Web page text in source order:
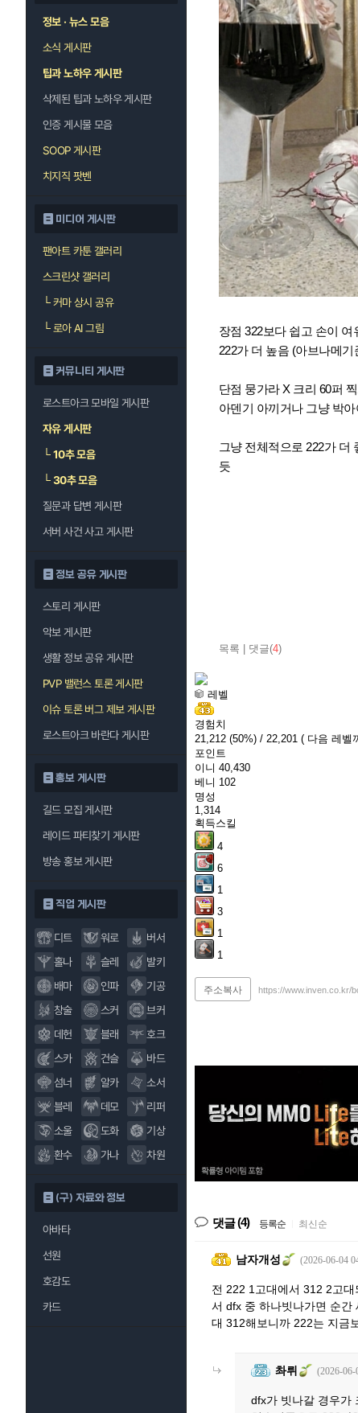
정보 · 뉴스 모음
소식 게시판
팁과 노하우 게시판
삭제된 팁과 노하우 게시판
인증 게시물 모음
SOOP 게시판
치지직 팟벤
미디어 게시판
팬아트 카툰 갤러리
스크린샷 갤러리
└커마 상시 공유
└로아 AI 그림
커뮤니티 게시판
로스트아크 모바일 게시판
자유 게시판
└10추 모음
└30추 모음
질문과 답변 게시판
서버 사건 사고 게시판
정보 공유 게시판
스토리 게시판
악보 게시판
생활 정보 공유 게시판
PVP 밸런스 토론 게시판
이슈 토론 버그 제보 게시판
로스트아크 바란다 게시판
홍보 게시판
길드 모집 게시판
레이드 파티찾기 게시판
방송 홍보 게시판
직업 게시판
디트 워로
버서
홀나
슬레
발키
배마
인파
기공
창술
스커
브커
데헌
블래
호크
스카
건슬
바드
섬너
알카
소서
블레
데모
리퍼
소울
도화
기상
환수
가나 차원
(구) 자료와 정보
아바타
선원
호감도
카드
장점 322보다 쉽고 손이
222가 더 높음 (아브나메기
단점 뭉가라 X 크리 60퍼
아덴기 아끼거나 그냥 박
그냥 전체적으로 222가 더
듯
목록 댓글(4)
레벨
경험치
21,212 (50%) / 22,201 ( 다음 레벨
포인트
이니 40,430
베니 102
명성
1,314
획득스킬
4
6
1
3
1
1
주소복사 https://www.inven.co.kr/
댓글(4) 등록순 최신순
남자개성 (2026-06-04
전 222 1고대에서 312 2고
서 dfx 중 하나빗나가면 순간
대 312해보니까 222는 지금
촤뤼 (2026-06-
dfx가 빗나갈 경우가